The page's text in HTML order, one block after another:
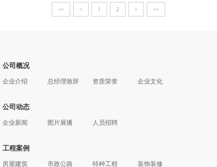
<< < 1 2 > >>
公司概况
企业介绍 总经理致辞 资质荣誉 企业文化
公司动态
企业新闻 图片展播 人员招聘
工程案例
房屋建筑 市政公路 特种工程 装饰装修